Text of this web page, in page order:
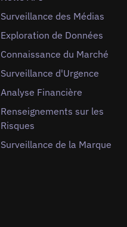
Surveillance des Médias
Exploration de Données
Connaissance du Marché
Surveillance d'Urgence
Analyse Financière
Renseignements sur les
Risques
Surveillance de la Marque